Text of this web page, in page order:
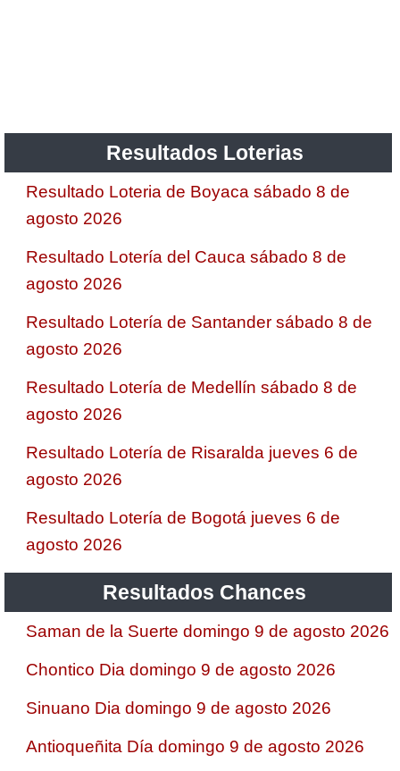
Resultados Loterias
Resultado Loteria de Boyaca sábado 8 de
agosto 2026
Resultado Lotería del Cauca sábado 8 de
agosto 2026
Resultado Lotería de Santander sábado 8 de
agosto 2026
Resultado Lotería de Medellín sábado 8 de
agosto 2026
Resultado Lotería de Risaralda jueves 6 de
agosto 2026
Resultado Lotería de Bogotá jueves 6 de
agosto 2026
Resultados Chances
Saman de la Suerte domingo 9 de agosto 2026
Chontico Dia domingo 9 de agosto 2026
Sinuano Dia domingo 9 de agosto 2026
Antioqueñita Día domingo 9 de agosto 2026